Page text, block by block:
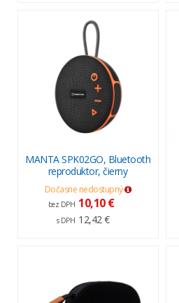
MANTA SPK02GO, Bluetooth
reproduktor, čierny
Dočasne nedostupný
bez DPH 10,10 €
s DPH 12,42 €